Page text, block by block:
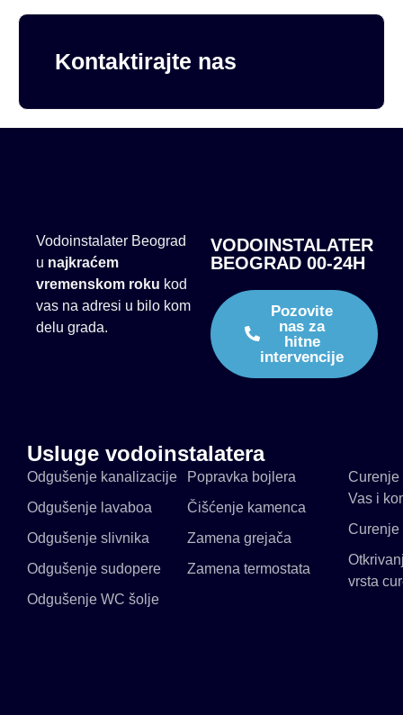
Kontaktirajte nas
Vodoinstalater Beograd
u najkraćem
vremenskom roku kod
vas na adresi u bilo kom
delu grada.
VODOINSTALATER
BEOGRAD 00-24H
Pozovite
nas za
hitne
intervencije
Usluge vodoinstalatera
Odgušenje kanalizacije
Odgušenje lavaboa
Odgušenje slivnika
Odgušenje sudopere
Odgušenje WC šolje
Popravka bojlera
Čišćenje kamenca
Zamena grejača
Zamena termostata
Curenje
Vas i
Curenje
vrsta